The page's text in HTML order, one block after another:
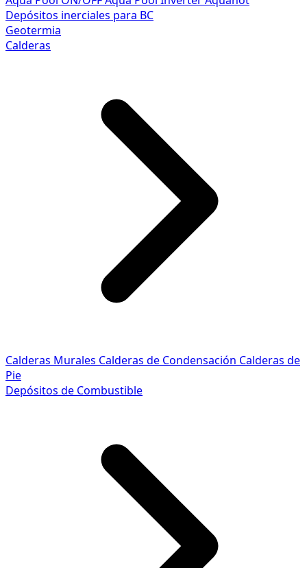
Depósitos inerciales para BC
Geotermia
Calderas
Calderas Murales Calderas de Condensación Calderas de
Pie
Depósitos de Combustible